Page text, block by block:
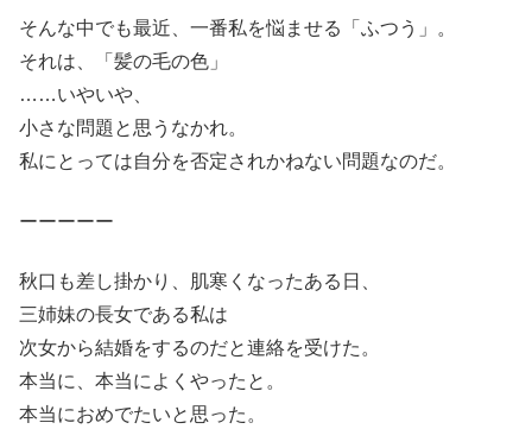
そんな中でも最近、一番私を悩ませる「ふつう」。
それは、「髪の毛の色」
……いやいや、
小さな問題と思うなかれ。
私にとっては自分を否定されかねない問題なのだ。
ーーーーー
秋口も差し掛かり、肌寒くなったある日、
三姉妹の長女である私は
次女から結婚をするのだと連絡を受けた。
本当に、本当によくやったと。
本当におめでたいと思った。